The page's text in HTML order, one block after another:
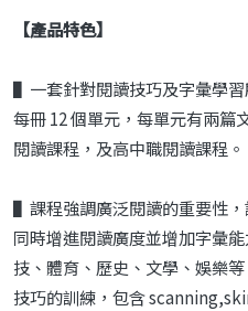
【產品特色】
▌一套針對閱讀技巧及字彙學習
每冊 12 個單元，每單元有兩篇
閱讀課程，及高中職閱讀課程。
▌課程強調廣泛閱讀的重要性，
同時增進閱讀廣度並增加字彙
技、體育、歷史、文學、娛樂
技巧的訓練，包含